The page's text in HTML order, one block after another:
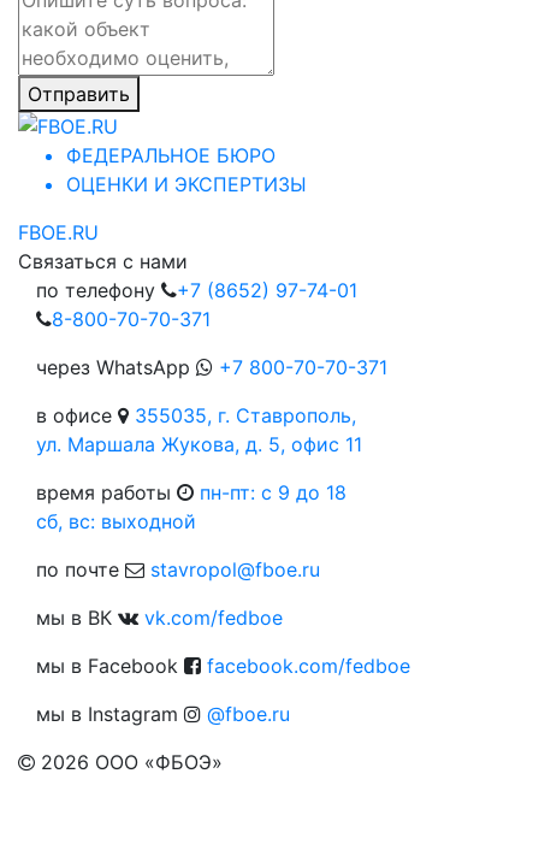
Отправить
ФЕДЕРАЛЬНОЕ БЮРО
ОЦЕНКИ И ЭКСПЕРТИЗЫ
FBOE.RU
Связаться с нами
по телефону
+7 (8652) 97-74-01
8-800-70-70-371
через WhatsApp
+7 800-70-70-371
в офисе
355035, г. Ставрополь,
ул. Маршала Жукова, д. 5, офис 11
время работы
пн-пт: c 9 до 18
сб, вс: выходной
по почте
stavropol@fboe.ru
мы в ВК
vk.com/fedboe
мы в Facebook
facebook.com/fedboe
мы в Instagram
@fboe.ru
2026 ООО «ФБОЭ»